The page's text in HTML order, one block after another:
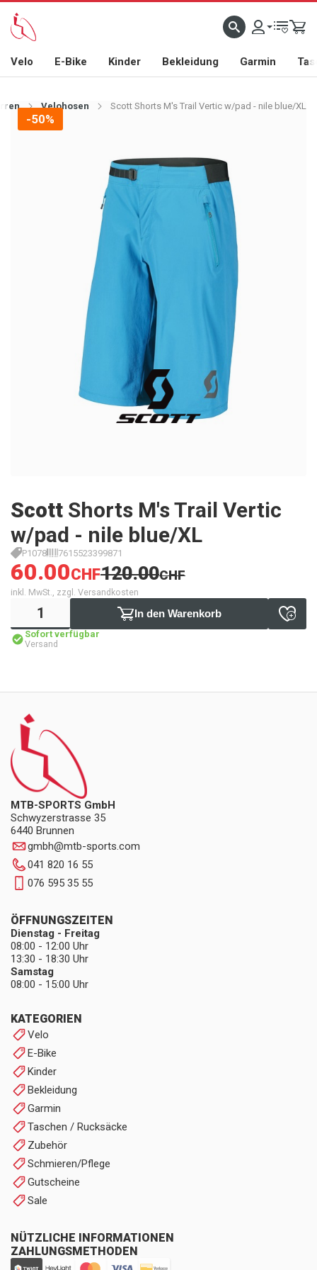
Velo E-Bike Kinder Bekleidung Garmin
Velohosen Scott Shorts M's Trail Vertic w/pad - nile blue/XL
-50%
Scott Shorts M's Trail Vertic
w/pad - nile blue/XL
P1078 7615523399871
60.00CHF120.00CHF
inkl. MwSt., zzgl. Versandkosten
In den Warenkorb
Sofort verfügbar
Versand
MTB-SPORTS GmbH
Schwyzerstrasse 35
6440 Brunnen
gmbh@mtb-sports.com
041 820 16 55
076 595 35 55
KATEGORIEN
Velo
E-Bike
Kinder
Bekleidung
Garmin
Taschen / Rucksäcke
Zubehör
Schmieren/Pflege
Gutscheine
Sale
NÜTZLICHE INFORMATIONEN
ZAHLUNGSMETHODEN
ÖFFNUNGSZEITEN
Dienstag - Freitag
08:00 - 12:00 Uhr
13:30 - 18:30 Uhr
Samstag
08:00 - 15:00 Uhr